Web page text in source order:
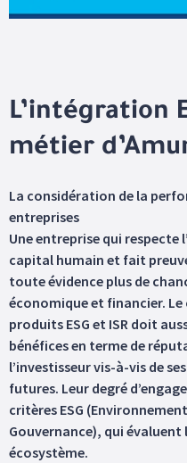
L’intégration
métier
La considération de la
entreprises
Une entreprise qui respecte
capital humain et fait
toute évidence plus de
économique et financier. Le
produits ESG et ISR doit
bénéfices en terme de
l’investisseur vis-à-vis de
futures. Leur degré
critères ESG
Gouvernance), qui évaluent
écosystème.